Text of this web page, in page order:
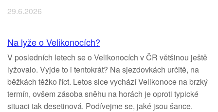
29.6.2026
Na lyže o Velikonocích?
V posledních letech se o Velikonocích v ČR většinou ještě
lyžovalo. Vyjde to i tentokrát? Na sjezdovkách určitě, na
běžkách těžko říct. Letos sice vychází Velikonoce na brzký
termín, ovšem zásoba sněhu na horách je oproti typické
situaci tak desetinová. Podívejme se, jaké jsou šance.